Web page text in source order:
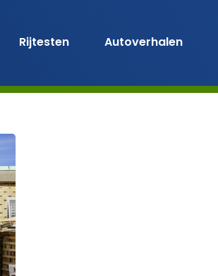
Rijtesten Autoverhalen